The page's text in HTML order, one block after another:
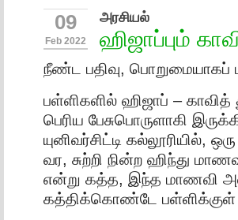
09
Feb 2022
அரசியல்
ஹிஜாப்பும்
நீண்ட பதிவு, பொறுமையாகப்
பள்ளிகளில் ஹிஜாப் –
பெரிய பேசுபொருளாகி
யுனிவர்சிட்டி கல்லூரியில்,
வர, சுற்றி நின்ற ஹிந்து
என்று கத்த, இந்த மாணவி
கத்திக்கொண்டே பள்ளிக்குள்